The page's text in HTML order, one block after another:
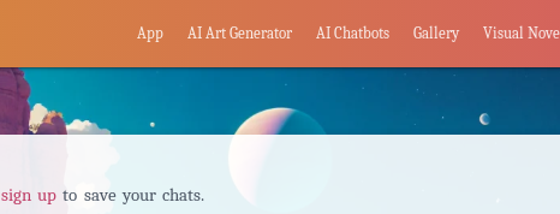
App AI Art Generator AI Chatbots Gallery Visual
sign up to save your chats.